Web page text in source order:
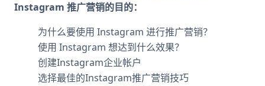
Instagram 推广营销的目的：
为什么要使用 Instagram 进行推广营销？
使用 Instagram 想达到什么效果？
创建Instagram企业帐户
选择最佳的Instagram推广营销技巧